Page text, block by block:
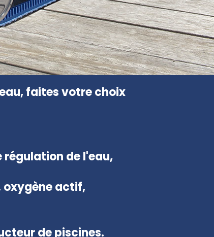
faites votre choix
de l'eau,
oxygène actif,
de piscines.